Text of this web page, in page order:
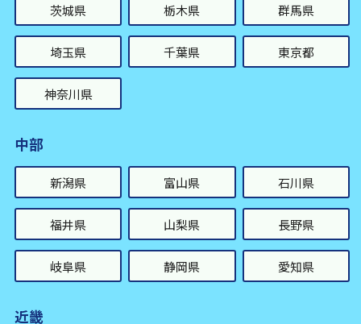
茨城県 栃木県 群馬県
埼玉県 千葉県 東京都
神奈川県
中部
新潟県 富山県 石川県
福井県 山梨県 長野県
岐阜県 静岡県 愛知県
近畿